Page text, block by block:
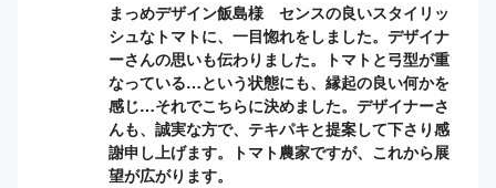
まっめデザイン飯島様 センスの良いスタイリッ
シュなトマトに、一目惚れをしました。デザイナ
ーさんの思いも伝わりました。トマトと弓型が重
なっている…という状態にも、縁起の良い何かを
感じ…それでこちらに決めました。デザイナーさ
んも、誠実な方で、テキパキと提案して下さり感
謝申し上げます。トマト農家ですが、これから展
望が広がります。